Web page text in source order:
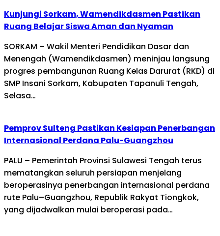
Kunjungi Sorkam, Wamendikdasmen Pastikan
Ruang Belajar Siswa Aman dan Nyaman
SORKAM – Wakil Menteri Pendidikan Dasar dan
Menengah (Wamendikdasmen) meninjau langsung
progres pembangunan Ruang Kelas Darurat (RKD) di
SMP Insani Sorkam, Kabupaten Tapanuli Tengah,
Selasa…
Pemprov Sulteng Pastikan Kesiapan Penerbangan
Internasional Perdana Palu-Guangzhou
PALU – Pemerintah Provinsi Sulawesi Tengah terus
mematangkan seluruh persiapan menjelang
beroperasinya penerbangan internasional perdana
rute Palu–Guangzhou, Republik Rakyat Tiongkok,
yang dijadwalkan mulai beroperasi pada…